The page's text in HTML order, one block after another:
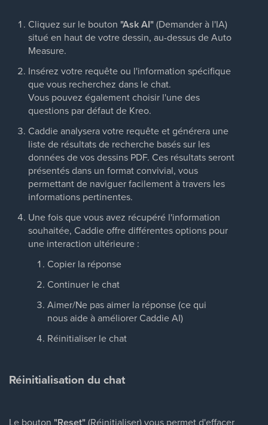
Cliquez sur le bouton "Ask AI"(Demander à l'IA)
situé en haut de votre dessin, au-dessus de Auto
Measure.
Insérez votre requête ou l'information spécifique
que vous recherchez dans le chat.
Vous pouvez également choisir l'une des
questions par défaut de Kreo.
Caddie analysera votre requête et générera une
liste de résultats de recherche basés sur les
données de vos dessins PDF. Ces résultats seront
présentés dans un format convivial, vous
permettant de naviguer facilement à travers les
informations pertinentes.
Une fois que vous avez récupéré l'information
souhaitée, Caddie offre différentes options pour
une interaction ultérieure :
Copier la réponse
Continuer le chat
Aimer/Ne pas aimer la réponse (ce qui
nous aide à améliorer Caddie AI)
Réinitialiser le chat
Réinitialisation du chat
Le bouton (Réinitialiser) vous permet d'effacer